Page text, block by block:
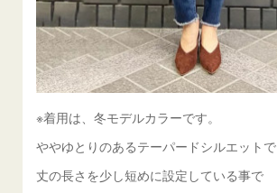
※着用は、冬モデルカラーです。
ややゆとりのあるテーパードシルエットで
丈の長さを少し短めに設定している事で